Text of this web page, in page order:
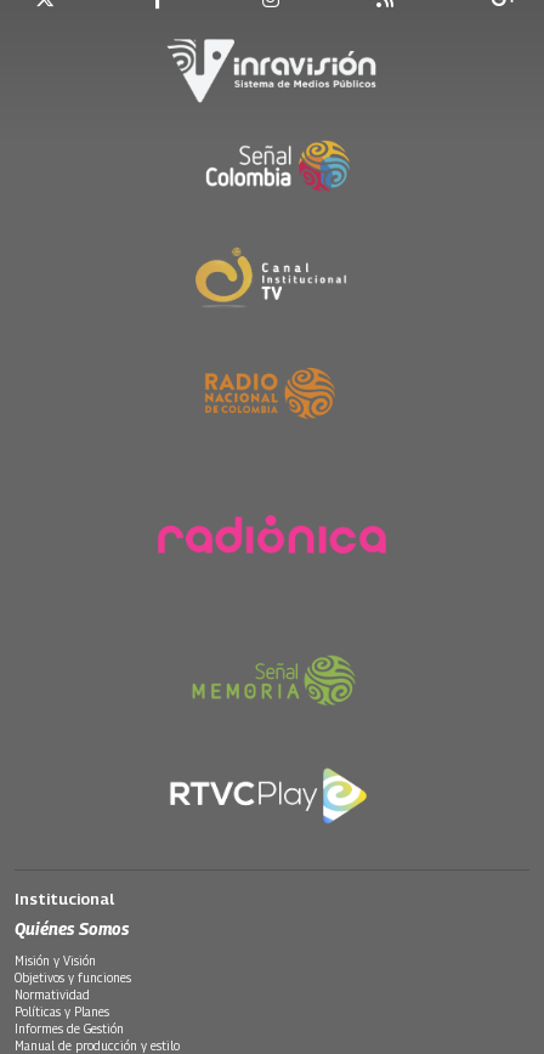
Institucional
Quiénes Somos
Misión y Visión
Objetivos y funciones
Normatividad
Políticas y Planes
Informes de Gestión
Manual de producción y estilo